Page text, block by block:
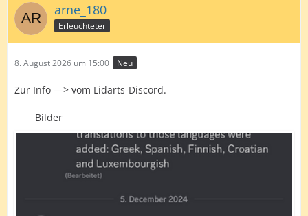
arne_180
Erleuchteter
8. August 2026 um 15:00 Neu
Zur Info —> vom Lidarts-Discord.
Bilder